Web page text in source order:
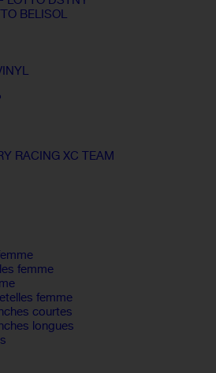
BELISOL
RACING XC TEAM
femme
femme
courtes
longues